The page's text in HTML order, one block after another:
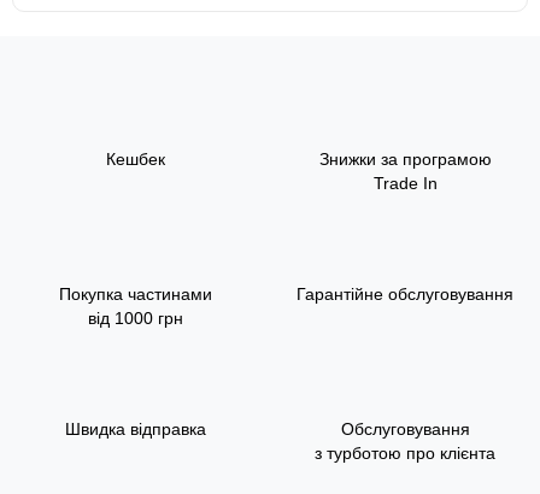
Кешбек
Знижки за програмою
Trade In
Покупка частинами
від 1000 грн
Гарантійне обслуговування
Швидка відправка
Обслуговування
з турботою про клієнта